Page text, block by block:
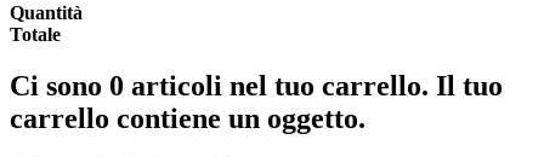
Quantità
Totale
Ci sono 0 articoli nel tuo carrello. Il tuo
carrello contiene un oggetto.